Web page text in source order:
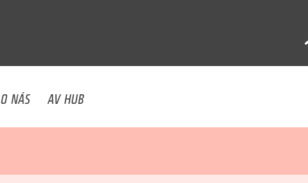
O NÁS AV HUB